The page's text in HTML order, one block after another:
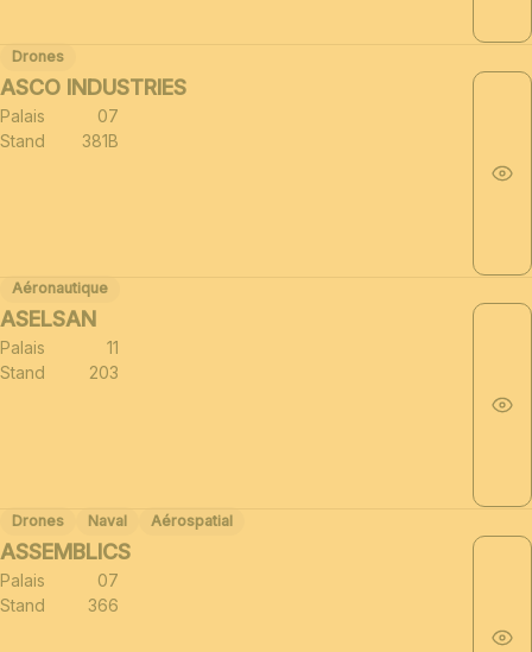
Drones
ASCO INDUSTRIES
Palais
07
Stand
381B
Aéronautique
ASELSAN
Palais
11
Stand
203
Drones Naval Aérospatial
ASSEMBLICS
Palais
07
Stand
366